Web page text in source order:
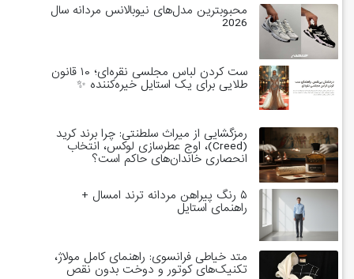
محبوبترین مدل‌های نیوبالانس مردانه سال
2026
ست کردن لباس مجلسی نقره‌ای؛ ۱۰ قانون
طلایی برای یک استایل خیره‌کننده ✨
رمزگشایی از میراث سلطنتی: چرا برند کرید
(Creed)، اوج عطرسازی لوکس، انتخاب
انحصاری خاندان‌های حاکم است؟
۵ رنگ پیراهن مردانه ترند امسال +
راهنمای استایل
متد خیاطی فرانسوی: راهنمای کامل مولاژ،
تکنیک‌های کوتور و دوخت بدون نقص